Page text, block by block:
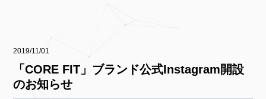
2019/11/01
「CORE FIT」ブランド公式Instagram開設
のお知らせ